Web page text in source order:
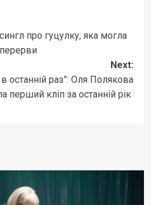
про гуцулку, яка могла
Next:
останній раз”: Оля Полякова
перший кліп за останній рік